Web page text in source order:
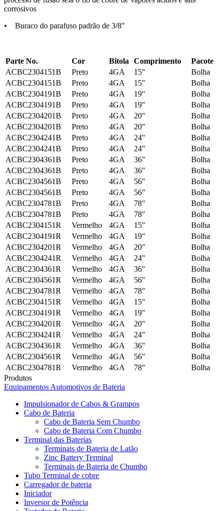
corrosivos
• Buraco do parafuso padrão de 3/8"
Parte No. Cor Bitola Comprimento
Pacote
ACBC2304151B
Preto 4GA 15"
Bolha
ACBC2304151B
Preto 4GA 15"
Bolha
ACBC2304191B
Preto 4GA 19"
Bolha
ACBC2304191B
Preto 4GA 19"
Bolha
ACBC2304201B
Preto 4GA 20"
Bolha
ACBC2304201B
Preto 4GA 20"
Bolha
ACBC2304241B
Preto 4GA 24"
Bolha
ACBC2304241B
Preto 4GA 24"
Bolha
ACBC2304361B
Preto 4GA 36"
Bolha
ACBC2304361B
Preto 4GA 36"
Bolha
ACBC2304561B
Preto 4GA 56"
Bolha
ACBC2304561B
Preto 4GA 56"
Bolha
ACBC2304781B
Preto 4GA 78"
Bolha
ACBC2304781B
Preto 4GA 78"
Bolha
ACBC2304151R
Vermelho 4GA 15"
Bolha
ACBC2304191R
Vermelho 4GA 19"
Bolha
ACBC2304201R
Vermelho 4GA 20"
Bolha
ACBC2304241R
Vermelho 4GA 24"
Bolha
ACBC2304361R
Vermelho 4GA 36"
Bolha
ACBC2304561R
Vermelho 4GA 56"
Bolha
ACBC2304781R
Vermelho 4GA 78"
Bolha
ACBC2304151R
Vermelho 4GA 15"
Bolha
ACBC2304191R
Vermelho 4GA 19"
Bolha
ACBC2304201R
Vermelho 4GA 20"
Bolha
ACBC2304241R
Vermelho 4GA 24"
Bolha
ACBC2304361R
Vermelho 4GA 36"
Bolha
ACBC2304561R
Vermelho 4GA 56"
Bolha
ACBC2304781R
Vermelho 4GA 78"
Bolha
Produtos
Equipamentos Automotivos de Bateria
Impulsionador de Cabos & Grampos
Cabo de Bateria
Cabo de Bateria Sem Chumbo
Cabo de Bateria Com Chumbo
Terminal das Baterias
Terminais de Bateria de Latão
Zinc Battery Terminal
Terminais de Bateria de Chumbo
Tubo Terminal de cobre
Carregador de bateria
Iniciador
Inversor de Potência